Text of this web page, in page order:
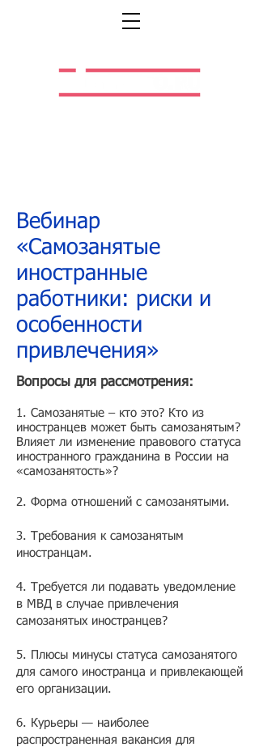
Вебинар
«Самозанятые
иностранные
работники: риски и
особенности
привлечения»
Вопросы для рассмотрения:
1. Самозанятые – кто это? Кто из
иностранцев может быть самозанятым?
Влияет ли изменение правового статуса
иностранного гражданина в России на
«самозанятость»?
2. Форма отношений с самозанятыми.
3. Требования к самозанятым
иностранцам.
4. Требуется ли подавать уведомление
в МВД в случае привлечения
самозанятых иностранцев?
5. Плюсы минусы статуса самозанятого
для самого иностранца и привлекающей
его организации.
6. Курьеры — наиболее
распространенная вакансия для